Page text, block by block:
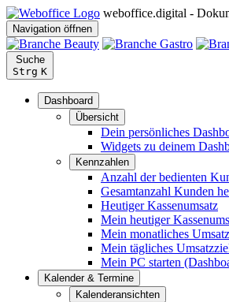
weboffice.digital -
Navigation öffnen
Suche
Strg K
Dashboard
Übersicht
Dein persönliches
Widgets zu deinem
Kennzahlen
Anzahl der bedienten
Gesamtanzahl Kunden
Heutiger Kassenumsatz
Mein heutiger
Mein monatliches
Mein tägliches
Mein PC starten
Kalender & Termine
Kalenderansichten